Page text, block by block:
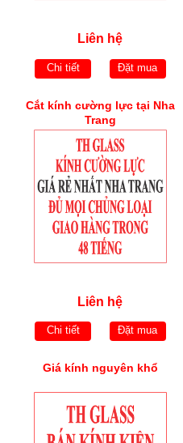
Liên hệ
Chi tiết Đặt mua
Cắt kính cường lực tại Nha
Trang
Liên hệ
Chi tiết Đặt mua
Giá kính nguyên khổ